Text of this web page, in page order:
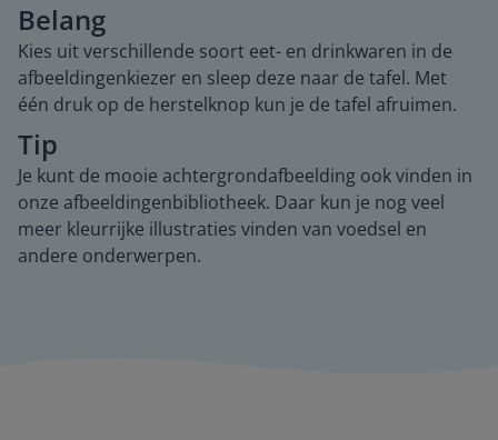
Belang
Kies uit verschillende soort eet- en drinkwaren in de
afbeeldingenkiezer en sleep deze naar de tafel. Met
één druk op de herstelknop kun je de tafel afruimen.
Tip
Je kunt de mooie achtergrondafbeelding ook vinden in
onze afbeeldingenbibliotheek. Daar kun je nog veel
meer kleurrijke illustraties vinden van voedsel en
andere onderwerpen.